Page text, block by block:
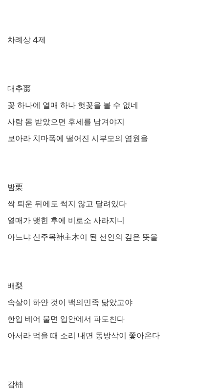
차례상 4제
대추棗
꽃 하나에 열매 하나 헛꽃을 볼 수 없네
사람 몸 받았으면 후세를 남겨야지
보아라 치마폭에 떨어진 시부모의 염원을
밤栗
싹 틔운 뒤에도 썩지 않고 달려있다
열매가 맺힌 후에 비로소 사라지니
아느냐 신주목神主木이 된 선인의 깊은 뜻을
배梨
속살이 하얀 것이 백의민족 닮았고야
한입 베어 물면 입안에서 파도친다
아서라 먹을 때 소리 내면 동방삭이 쫓아온다
감枾